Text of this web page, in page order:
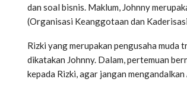
dan soal bisnis. Maklum, Johnny
(Organisasi Keanggotaan dan
Rizki yang merupakan pengusaha muda
dikatakan Johnny. Dalam, pertemuan
kepada Rizki, agar jangan